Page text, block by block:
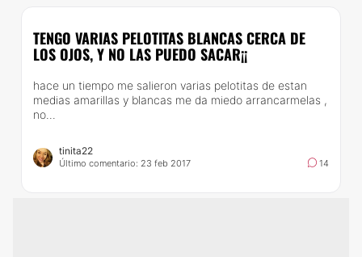
TENGO VARIAS PELOTITAS BLANCAS CERCA DE
LOS OJOS, Y NO LAS PUEDO SACAR¡¡
hace un tiempo me salieron varias pelotitas de estan
medias amarillas y blancas me da miedo arrancarmelas ,
no...
tinita22
Último comentario: 23 feb 2017 14